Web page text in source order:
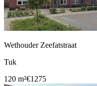
Wethouder Zeefatstraat
Tuk
120 m²€1275